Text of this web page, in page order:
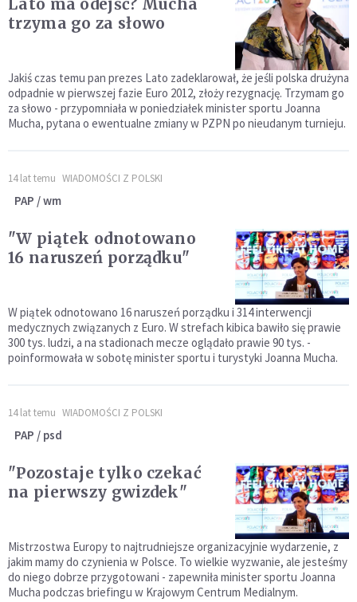
Lato ma odejść? Mucha
trzyma go za słowo
Jakiś czas temu pan prezes Lato zadeklarował, że jeśli polska drużyna
odpadnie w pierwszej fazie Euro 2012, złoży rezygnację. Trzymam go
za słowo - przypomniała w poniedziałek minister sportu Joanna
Mucha, pytana o ewentualne zmiany w PZPN po nieudanym turnieju.
14 lat temu WIADOMOŚCI Z POLSKI
PAP / wm
"W piątek odnotowano
16 naruszeń porządku"
W piątek odnotowano 16 naruszeń porządku i 314 interwencji
medycznych związanych z Euro. W strefach kibica bawiło się prawie
300 tys. ludzi, a na stadionach mecze oglądało prawie 90 tys. -
poinformowała w sobotę minister sportu i turystyki Joanna Mucha.
14 lat temu WIADOMOŚCI Z POLSKI
PAP / psd
"Pozostaje tylko czekać
na pierwszy gwizdek"
Mistrzostwa Europy to najtrudniejsze organizacyjnie wydarzenie, z
jakim mamy do czynienia w Polsce. To wielkie wyzwanie, ale jesteśmy
do niego dobrze przygotowani - zapewniła minister sportu Joanna
Mucha podczas briefingu w Krajowym Centrum Medialnym.